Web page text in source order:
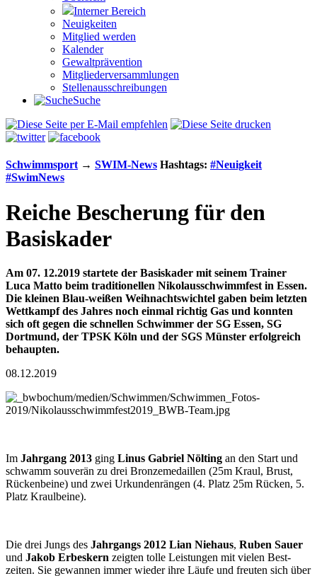
Interner Bereich
Neuigkeiten
Mitglied werden
Kalender
Gewaltprävention
Mitglieder­versammlungen
Stellen­aus­schrei­bungen
Suche
Schwimm­sport → SWIM-News Hashtags: #Neuigkeit
#SwimNews
Reiche Bescherung für den
Basiskader
Am 07. 12.2019 startete der Basis­kader mit seinem Trainer
Luca Matto beim traditionellen Nikolaus­schwimm­fest in Essen.
Die kleinen Blau-weißen Weih­nachts­wichtel gaben beim letzten
Wett­kampf des Jahres noch einmal richtig Gas und konnten
sich oft gegen die schnellen Schwimmer der SG Essen, SG
Dortmund, der TPSK Köln und der SGS Münster erfolg­reich
behaupten.
08.12.2019
Im Jahrgang 2013 ging Linus Gabriel Nölting an den Start und
schwamm souverän zu drei Bronze­medaillen (25m Kraul, Brust,
Rücken­beine) und zwei Urkunden­rängen (4. Platz 25m Rücken, 5.
Platz Kraulbeine).
Die drei Jungs des Jahrgangs 2012 Lian Niehaus, Ruben Sauer
und Jakob Erbeskern zeigten tolle Leistungen mit vielen Best­
zeiten. Sie gewannen immer wieder ihre Läufe und freuten sich über